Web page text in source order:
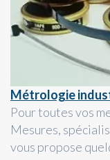
Métrologie
Pour toutes vos
Mesures,
vous propose